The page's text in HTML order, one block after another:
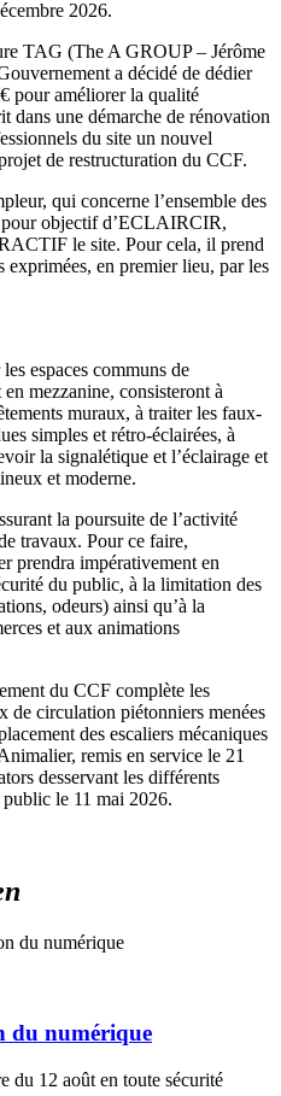
2026.
TAG (The A GROUP – Jérôme
a décidé de dédier
pour améliorer la qualité
dans une démarche de rénovation
du site un nouvel
de restructuration du CCF.
qui concerne l’ensemble des
pour objectif d’ECLAIRCIR,
le site. Pour cela, il prend
exprimées, en premier lieu, par les
espaces communs de
mezzanine, consisteront à
muraux, à traiter les faux-
simples et rétro-éclairées, à
la signalétique et l’éclairage et
et moderne.
la poursuite de l’activité
travaux. Pour ce faire,
prendra impérativement en
du public, à la limitation des
odeurs) ainsi qu’à la
et aux animations
du CCF complète les
de circulation piétonniers menées
des escaliers mécaniques
remis en service le 21
desservant les différents
le 11 mai 2026.
du numérique